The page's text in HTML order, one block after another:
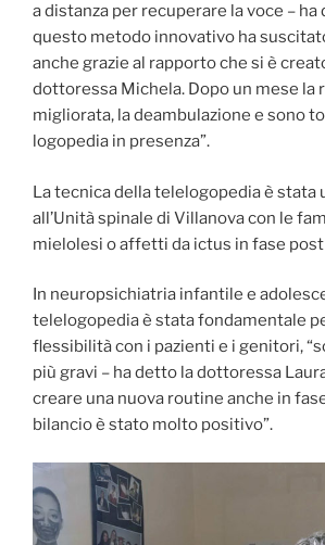
a distanza per recuperare la voce –
questo metodo innovativo ha
anche grazie al rapporto che si è
dottoressa Michela. Dopo un mese la
migliorata, la deambulazione e sono
logopedia in presenza”.
La tecnica della telelogopedia è stata
all’Unità spinale di Villanova con le
mielolesi o affetti da ictus in fase
In neuropsichiatria infantile e
telelogopedia è stata fondamentale
flessibilità con i pazienti e i genitori,
più gravi – ha detto la dottoressa
creare una nuova routine anche in
bilancio è stato molto positivo”.